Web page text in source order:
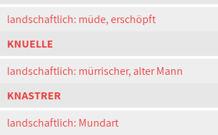
landschaftlich: müde, erschöpft
KNUELLE
landschaftlich: mürrischer, alter Mann
KNASTRER
landschaftlich: Mundart